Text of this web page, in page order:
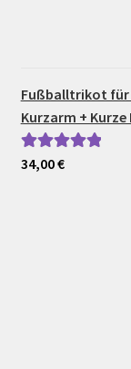
Fußballtrikot für
Kurzarm + Kurze
Bewertet mit
34,00€